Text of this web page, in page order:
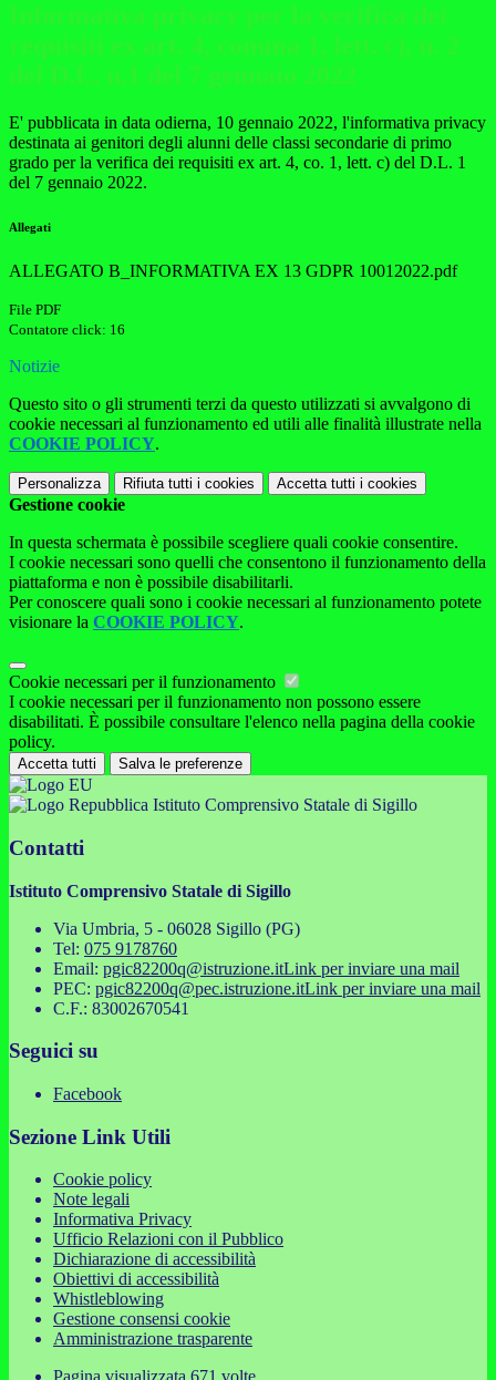
Informativa privacy per la verifica dei
requisiti ex art. 4, comma 1, lett. c), n. 2
del D.L. n.1 del 7 gennaio 2022
E' pubblicata in data odierna, 10 gennaio 2022, l'informativa privacy
destinata ai genitori degli alunni delle classi secondarie di primo
grado per la verifica dei requisiti ex art. 4, co. 1, lett. c) del D.L. 1
del 7 gennaio 2022.
Allegati
ALLEGATO B_INFORMATIVA EX 13 GDPR 10012022.pdf
File PDF
Contatore click: 16
Notizie
Questo sito o gli strumenti terzi da questo utilizzati si avvalgono di
cookie necessari al funzionamento ed utili alle finalità illustrate nella
COOKIE POLICY.
Personalizza Rifiuta tutti i cookies Accetta tutti i cookies
Gestione cookie
In questa schermata è possibile scegliere quali cookie consentire.
I cookie necessari sono quelli che consentono il funzionamento della
piattaforma e non è possibile disabilitarli.
Per conoscere quali sono i cookie necessari al funzionamento potete
visionare la COOKIE POLICY.
Cookie necessari per il funzionamento
I cookie necessari per il funzionamento non possono essere
disabilitati. È possibile consultare l'elenco nella pagina della cookie
policy.
Accetta tutti Salva le preferenze
Istituto Comprensivo Statale di Sigillo
Contatti
Istituto Comprensivo Statale di Sigillo
Via Umbria, 5 - 06028 Sigillo (PG)
Tel: 075 9178760
Email: pgic82200q@istruzione.itLink per inviare una mail
PEC: pgic82200q@pec.istruzione.itLink per inviare una mail
C.F.: 83002670541
Seguici su
Facebook
Sezione Link Utili
Cookie policy
Note legali
Informativa Privacy
Ufficio Relazioni con il Pubblico
Dichiarazione di accessibilità
Obiettivi di accessibilità
Whistleblowing
Gestione consensi cookie
Amministrazione trasparente